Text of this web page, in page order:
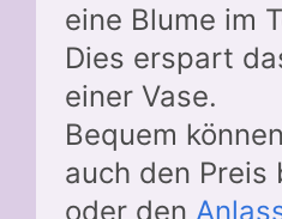
eine Blume im
Dies erspart
einer Vase.
Bequem
auch den Preis
oder den